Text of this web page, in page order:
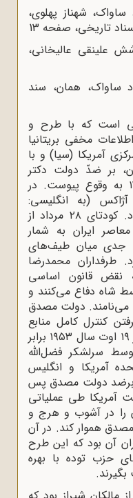
ساواک، شهناز پهلوی،
تاریخی، صفحه 13
علینقی عالیخانی،
ساواک، همان، سند
کودتایی است که با طرح و
مخفی بریتانیا
آمریکا (سیا) و با
بر ضدّ دولت دکتر
محمد مصدق در 28 مرداد ۱۳۳۲ به وقوع پیوست. در
(به انگلیسی:
) نیز یاد می‌شود. کودتای ۲۸ مرداد از
ایران به‌ شمار
جدی میان طیف‌های
طرفداران محمدرضا
نقض قانون اساسی
شاه دفاع می‌کنند و
می‌نامند. دولت مصدق
کنترل کامل منابع
نفتی اقدام نموده بود، سرانجام در ۱۹ اوت سال ۱۹۵۳ برابر
خورشیدی توسط سرلشکر فضل‌الله
آمریکا و انگلیس
برضد دولت مصدق پس
آمریکا طی عملیاتی
را در آشوب و هرج و
هموار کند. در آن
آن بود که این طرح
حزب توده با بهره